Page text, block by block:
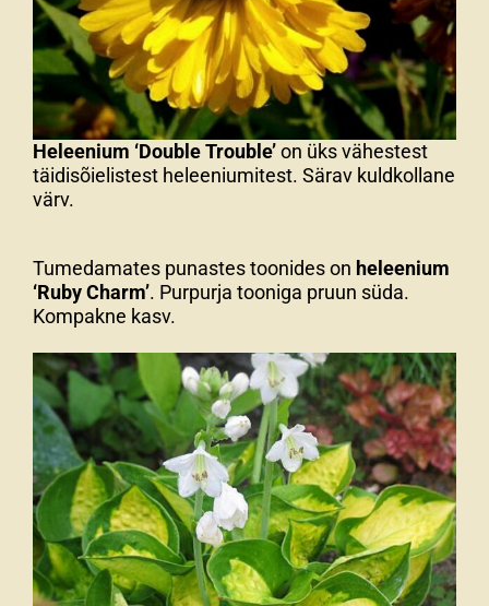
Heleenium ‘Double Trouble’on üks vähestest
täidisõielistest heleeniumitest. Särav kuldkollane
värv.
Tumedamates punastes toonides on heleenium
‘Ruby Charm’. Purpurja tooniga pruun süda.
Kompakne kasv.